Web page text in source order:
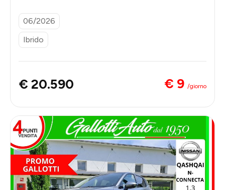
06/2026
Ibrido
€ 20.590 € 9 /giorno